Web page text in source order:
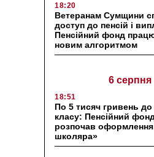
18:20
Ветеранам Сумщини
доступ до пенсій і
Пенсійний фонд
новим алгоритмом
6 серпня
18:51
По 5 тисяч гривень
класу: Пенсійний
розпочав оформлення
школяра»